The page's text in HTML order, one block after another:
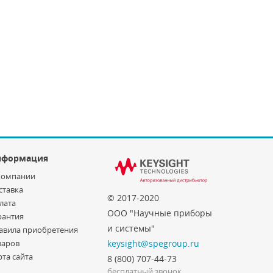
© 2017-2020
ООО "Научные приборы
и системы"
keysight@spegroup.ru
8 (800) 707-44-73
приобретения
сайта